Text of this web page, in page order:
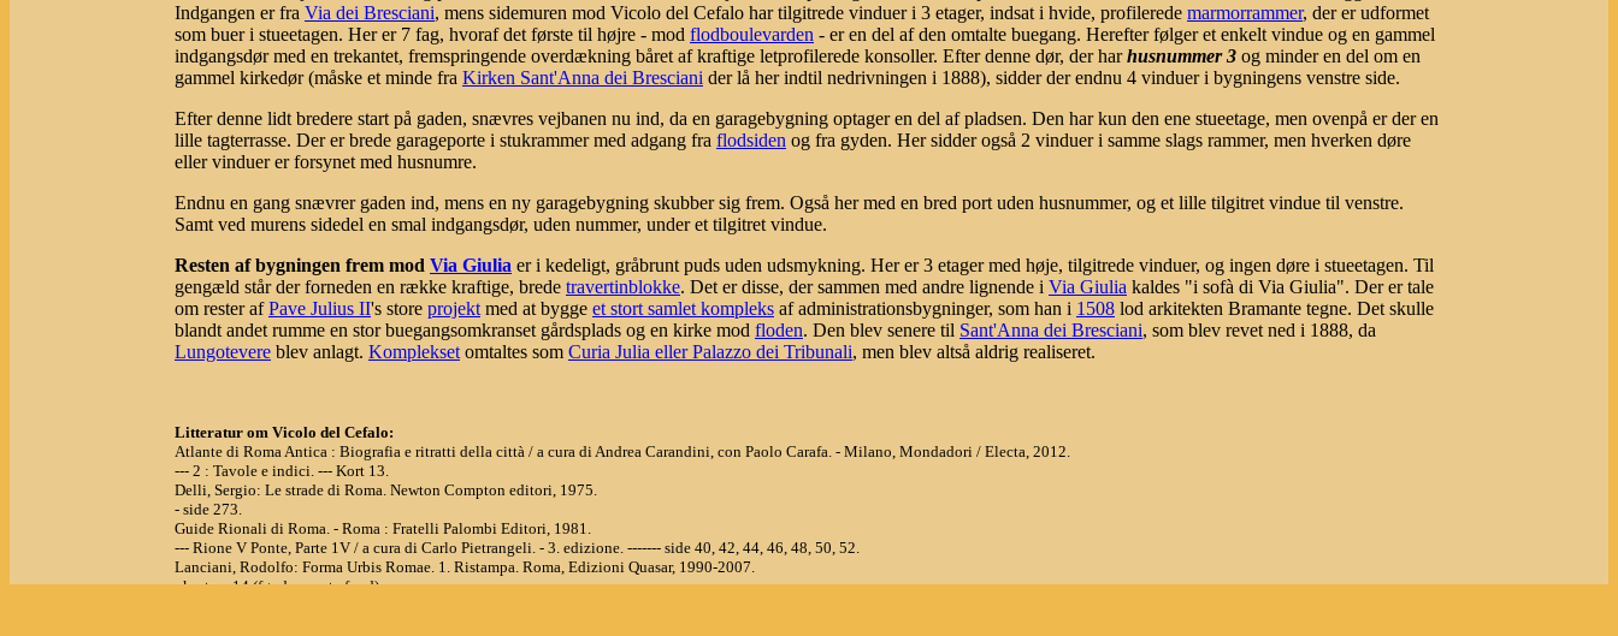
Indgangen er fra Via dei Bresciani, mens sidemuren mod Vicolo del Cefalo har tilgitrede vinduer i 3 etager, indsat i hvide, profilerede marmorrammer, der er udformet
som buer i stueetagen. Her er 7 fag, hvoraf det første til højre - mod flodboulevarden - er en del af den omtalte buegang. Herefter følger et enkelt vindue og en gammel
indgangsdør med en trekantet, fremspringende overdækning båret af kraftige letprofilerede konsoller. Efter denne dør, der harhusnummer 3 og minder en del om en
gammel kirkedør (måske et minde fra Kirken Sant'Anna dei Bresciani der lå her indtil nedrivningen i 1888), sidder der endnu 4 vinduer i bygningens venstre side.
Efter denne lidt bredere start på gaden, snævres vejbanen nu ind, da en garagebygning optager en del af pladsen. Den har kun den ene stueetage, men ovenpå er der en
lille tagterrasse. Der er brede garageporte i stukrammer med adgang fra flodsiden og fra gyden. Her sidder også 2 vinduer i samme slags rammer, men hverken døre
eller vinduer er forsynet med husnumre.
Endnu en gang snævrer gaden ind, mens en ny garagebygning skubber sig frem. Også her med en bred port uden husnummer, og et lille tilgitret vindue til venstre.
Samt ved murens sidedel en smal indgangsdør, uden nummer, under et tilgitret vindue.
Resten af bygningen frem mod Via Giulia er i kedeligt, gråbrunt puds uden udsmykning. Her er 3 etager med høje, tilgitrede vinduer, og ingen døre i stueetagen. Til
gengæld står der forneden en række kraftige, brede travertinblokke. Det er disse, der sammen med andre lignende i Via Giulia kaldes "i sofà di Via Giulia". Der er tale
om rester afPave Julius II's store projekt med at bygge et stort samlet kompleks af administrationsbygninger, som han i 1508 lod arkitekten Bramante tegne. Det skulle
blandt andet rumme en stor buegangsomkranset gårdsplads og en kirke mod floden. Den blev senere til Sant'Anna dei Bresciani, som blev revet ned i 1888, da
Lungotevere blev anlagt. Komplekset omtaltes som Curia Julia eller Palazzo dei Tribunali, men blev altså aldrig realiseret.
Litteratur om Vicolo del Cefalo:
Atlante di Roma Antica : Biografia e ritratti della città / a cura di Andrea Carandini, con Paolo Carafa. - Milano, Mondadori / Electa, 2012.
--- 2 : Tavole e indici. --- Kort 13.
Delli, Sergio: Le strade di Roma. Newton Compton editori, 1975.
- side 273.
Guide Rionali di Roma. - Roma : Fratelli Palombi Editori, 1981.
--- Rione V Ponte, Parte 1V / a cura di Carlo Pietrangeli. - 3. edizione. ------- side 40, 42, 44, 46, 48, 50, 52.
Lanciani, Rodolfo: Forma Urbis Romae. 1. Ristampa. Roma, Edizioni Quasar, 1990-2007.
- kort nr. 14 (før de nyeste fund).